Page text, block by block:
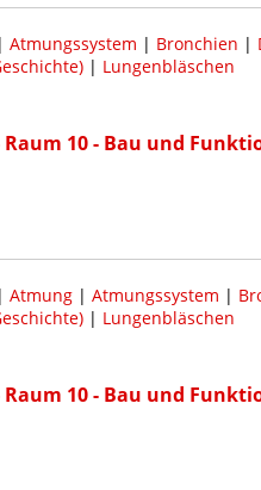
| Atmungssystem | Bronchien |
| Lungenbläschen
10 - Bau und
| Atmung| Atmungssystem |
| Lungenbläschen
10 - Bau und